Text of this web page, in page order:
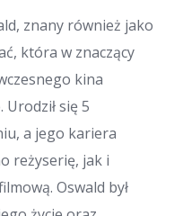
znany również jako
która w znaczący
kina
się 5
a jego kariera
reżyserię, jak i
Oswald był